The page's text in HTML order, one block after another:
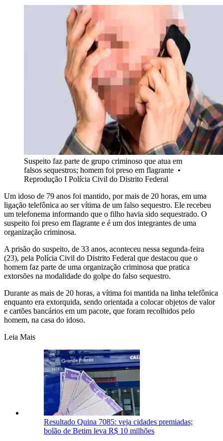
Suspeito faz parte de grupo criminoso que atua em
falsos sequestros; homem foi preso em flagrante •
Reprodução I Polícia Civil do Distrito Federal
Um idoso de 79 anos foi mantido, por mais de 20 horas, em uma
ligação telefônica ao ser vítima de um falso sequestro. Ele recebeu
um telefonema informando que o filho havia sido sequestrado. O
suspeito foi preso em flagrante e é um dos integrantes de uma
organização criminosa.
A prisão do suspeito, de 33 anos, aconteceu nessa segunda-feira
(23), pela Polícia Civil do Distrito Federal que destacou que o
homem faz parte de uma organização criminosa que pratica
extorsões na modalidade do golpe do falso sequestro.
Durante as mais de 20 horas, a vítima foi mantida na linha telefônica
enquanto era extorquida, sendo orientada a colocar objetos de valor
e cartões bancários em um pacote, que foram recolhidos pelo
homem, na casa do idoso.
Leia Mais
Resultado Quina 7085: veja cidades premiadas;
bolão de Betim leva R$ 10 milhões